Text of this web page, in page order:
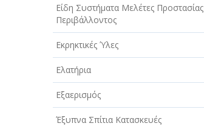
Είδη Συστήματα Μελέτες Προστασίας
Περιβάλλοντος
Εκρηκτικές Ύλες
Ελατήρια
Εξαερισμός
Έξυπνα Σπίτια Κατασκευές